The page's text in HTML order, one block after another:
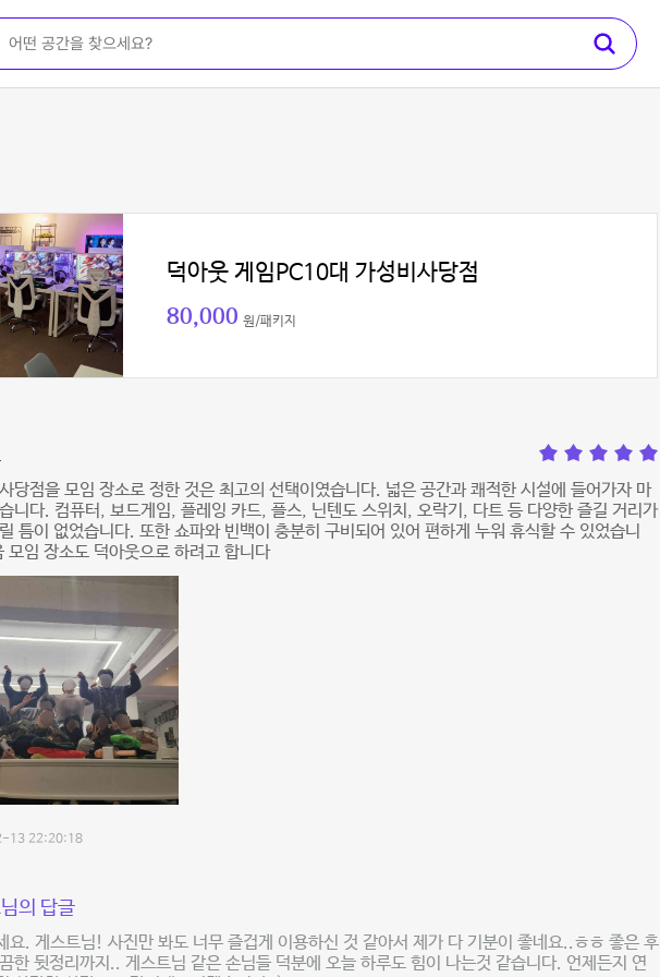
덕아웃 게임PC10대 가성비사당점
80,000 원/패키지
당점을 모임 장소로 정한 것은 최고의 선택이였습니다. 넓은 공간과 쾌적한 시설에 들어가자 마
니다. 컴퓨터, 보드게임, 플레잉 카드, 플스, 닌텐도 스위치, 오락기, 다트 등 다양한 즐길 거리가
틈이 없었습니다. 또한 쇼파와 빈백이 충분히 구비되어 있어 편하게 누워 휴식할 수 있었습니
모임 장소도 덕아웃으로 하려고 합니다
13 22:20:18
의 답글
요. 게스트님! 사진만 봐도 너무 즐겁게 이용하신 것 같아서 제가 다 기분이 좋네요..ㅎㅎ 좋은 후
한 뒷정리까지.. 게스트님 같은 손님들 덕분에 오늘 하루도 힘이 나는것 같습니다. 언제든지 연